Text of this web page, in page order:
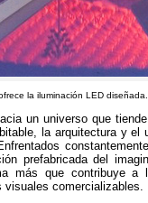
la iluminación LED
un universo que
la arquitectura y
prefabricada del
más que contribuye
comercializables.